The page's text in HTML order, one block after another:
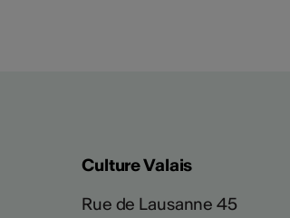
Culture Valais
Rue de Lausanne 45